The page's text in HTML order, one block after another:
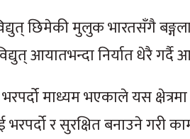
छिमेकी मुलुक भारतसँगै
आयातभन्दा निर्यात धेरै गर्दै
माध्यम भएकाले यस
र सुरक्षित बनाउने गरी